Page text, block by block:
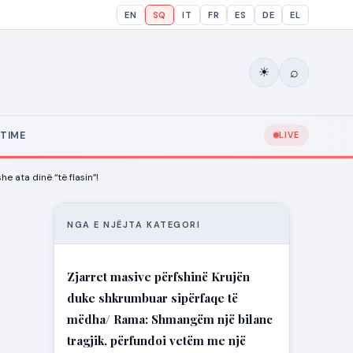
EN SQ IT FR ES DE EL
☀ ⌕
LIVE
ata dinë “të flasin”!
NGA E NJËJTA KATEGORI
Zjarret masive përfshinë Krujën
duke shkrumbuar sipërfaqe të
mëdha/ Rama: Shmangëm një bilanc
tragjik, përfundoi vetëm me një